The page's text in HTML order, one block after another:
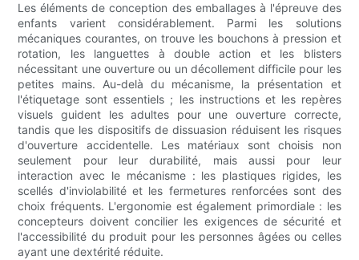
Les éléments de conception des emballages à l'épreuve des
enfants varient considérablement. Parmi les solutions
mécaniques courantes, on trouve les bouchons à pression et
rotation, les languettes à double action et les blisters
nécessitant une ouverture ou un décollement difficile pour les
petites mains. Au-delà du mécanisme, la présentation et
l'étiquetage sont essentiels ; les instructions et les repères
visuels guident les adultes pour une ouverture correcte,
tandis que les dispositifs de dissuasion réduisent les risques
d'ouverture accidentelle. Les matériaux sont choisis non
seulement pour leur durabilité, mais aussi pour leur
interaction avec le mécanisme : les plastiques rigides, les
scellés d'inviolabilité et les fermetures renforcées sont des
choix fréquents. L'ergonomie est également primordiale : les
concepteurs doivent concilier les exigences de sécurité et
l'accessibilité du produit pour les personnes âgées ou celles
ayant une dextérité réduite.